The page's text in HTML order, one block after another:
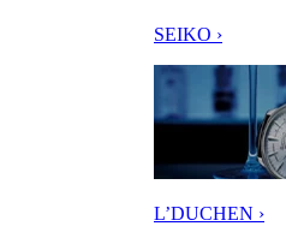
SEIKO ›
L’DUCHEN ›